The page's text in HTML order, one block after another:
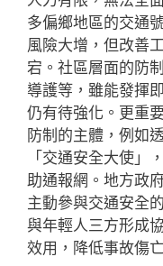
多偏鄉地區的交通
風險大增，但改善
宕。社區層面的防
導護等，雖能發揮
仍有待強化。更重
防制的主體，例如
「交通安全大使」
助通報網。地方政
主動參與交通安全
與年輕人三方形成
效用，降低事故傷